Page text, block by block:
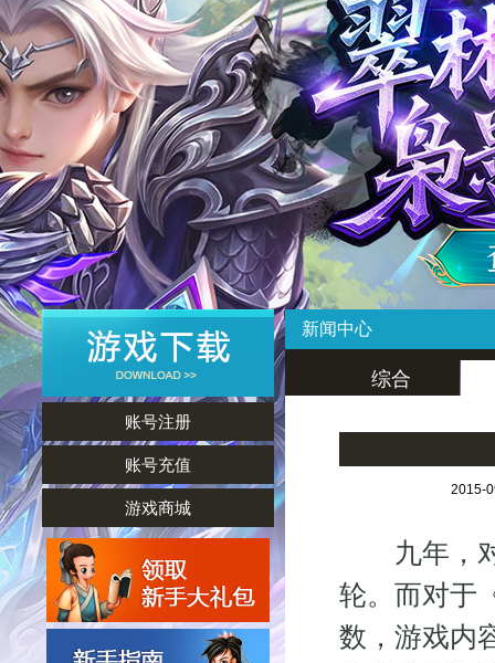
账号注册
账号充值
游戏商城
新闻中心
综合
2015-
九年，对
轮。而对于
数，游戏内